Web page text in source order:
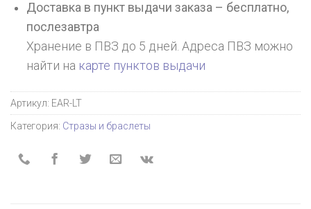
Доставка в пункт выдачи заказа – бесплатно,
послезавтра
Хранение в ПВЗ до 5 дней. Адреса ПВЗ можно
найти на карте пунктов выдачи
Артикул: EAR-LT
Категория: Стразы и браслеты